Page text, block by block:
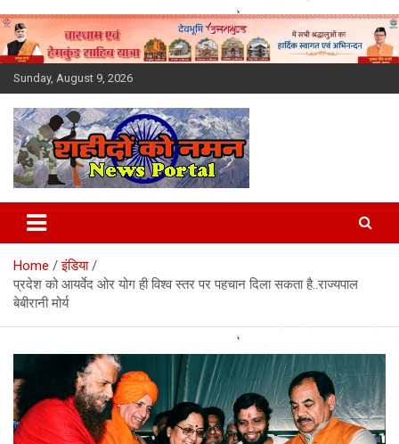
Skip
to
content
Sunday, August 9, 2026
Latest News Today, Breaking
News, Uttarakhand News in
Hindi
Home
इंडिया
प्रदेश को आयर्वेद ओर योग ही विश्व स्तर पर पहचान दिला सकता है..राज्यपाल
बेबीरानी मोर्य